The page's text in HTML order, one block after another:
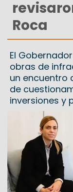
Roca
El
obras de
un encuentro
de
inversiones y